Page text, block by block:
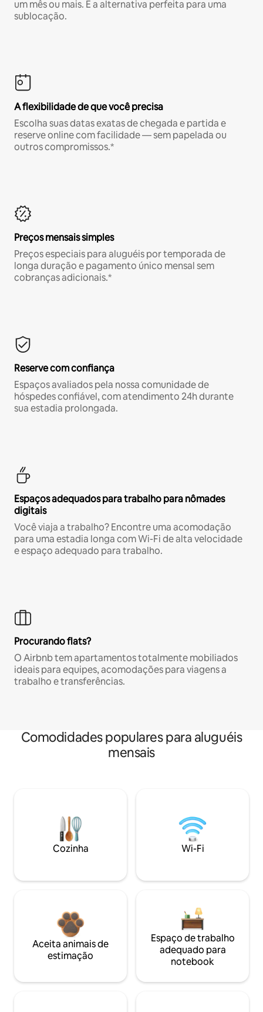
um mês ou mais. É a alternativa perfeita para uma
sublocação.
A flexibilidade de que você precisa
Escolha suas datas exatas de chegada e partida e
reserve online com facilidade — sem papelada ou
outros compromissos.*
Preços mensais simples
Preços especiais para aluguéis por temporada de
longa duração e pagamento único mensal sem
cobranças adicionais.*
Reserve com confiança
Espaços avaliados pela nossa comunidade de
hóspedes confiável, com atendimento 24h durante
sua estadia prolongada.
Espaços adequados para trabalho para nômades
digitais
Você viaja a trabalho? Encontre uma acomodação
para uma estadia longa com Wi-Fi de alta velocidade
e espaço adequado para trabalho.
Procurando flats?
O Airbnb tem apartamentos totalmente mobiliados
ideais para equipes, acomodações para viagens a
trabalho e transferências.
Comodidades populares para aluguéis
mensais
Cozinha Wi-Fi
Aceita animais de
estimação
Espaço de trabalho
adequado para
notebook